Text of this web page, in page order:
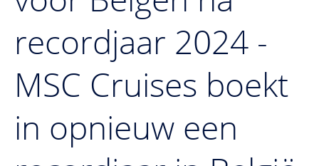
recordjaar 2024 -
MSC Cruises boekt
in opnieuw een